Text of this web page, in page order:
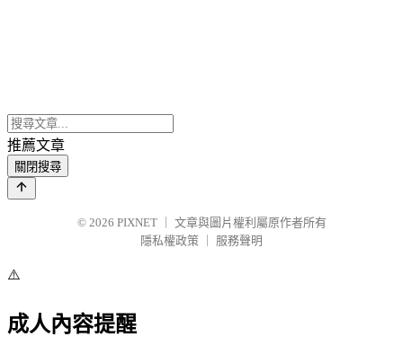
推薦文章
關閉搜尋
© 2026 PIXNET
文章與圖片權利屬原作者所有
隱私權政策
服務聲明
⚠️
成人內容提醒